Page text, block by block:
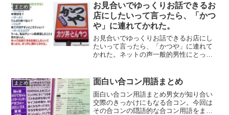
まとめ
お見合いでゆっくりお話できるお
店にしたいって言ったら、「かつ
や」に連れてかれた。
お見合いでゆっくりお話できるお店にし
たいって言ったら、「かつや」に連れて
かれた。ネットの声一般的男性にとって
想や理解の範疇を越えています。男は、
味と値段が優先です。「味...
まとめ 面白い合コン用語まとめ
面白い合コン用語まとめ男女が知り合い
交際のきっかけにもなる合コン。今回は
その合コンの隠語的な合コン用語をまと